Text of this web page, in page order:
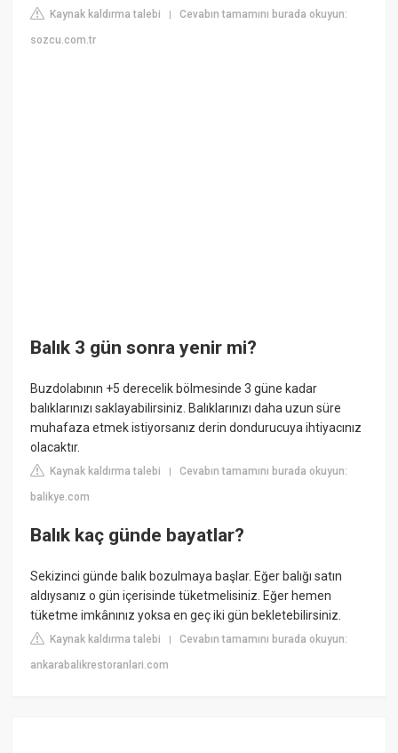
Kaynak kaldırma talebi |Cevabın tamamını burada okuyun:
sozcu.com.tr
Balık 3 gün sonra yenir mi?
Buzdolabının +5 derecelik bölmesinde 3 güne kadar
balıklarınızı saklayabilirsiniz. Balıklarınızı daha uzun süre
muhafaza etmek istiyorsanız derin dondurucuya ihtiyacınız
olacaktır.
Kaynak kaldırma talebi |Cevabın tamamını burada okuyun:
balikye.com
Balık kaç günde bayatlar?
Sekizinci günde balık bozulmaya başlar. Eğer balığı satın
aldıysanız o gün içerisinde tüketmelisiniz. Eğer hemen
tüketme imkânınız yoksa en geç iki gün bekletebilirsiniz.
Kaynak kaldırma talebi |Cevabın tamamını burada okuyun:
ankarabalikrestoranlari.com